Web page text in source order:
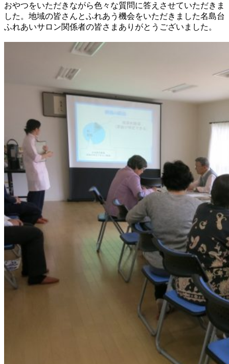
おやつをいただきながら色々な質問に答えさせていただきま
した。地域の皆さんとふれあう機会をいただきました名島台
ふれあいサロン関係者の皆さまありがとうございました。